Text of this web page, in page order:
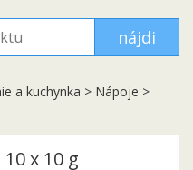
nájdi
a kuchynka > Nápoje >
x 10 g